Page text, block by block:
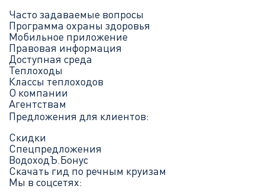
Часто задаваемые вопросы
Программа охраны здоровья
Мобильное приложение
Правовая информация
Доступная среда
Теплоходы
Классы теплоходов
О компании
Агентствам
Предложения для клиентов:
Скидки
Спецпредложения
ВодоходЪ.Бонус
Скачать гид по речным круизам
Мы в соцсетях: